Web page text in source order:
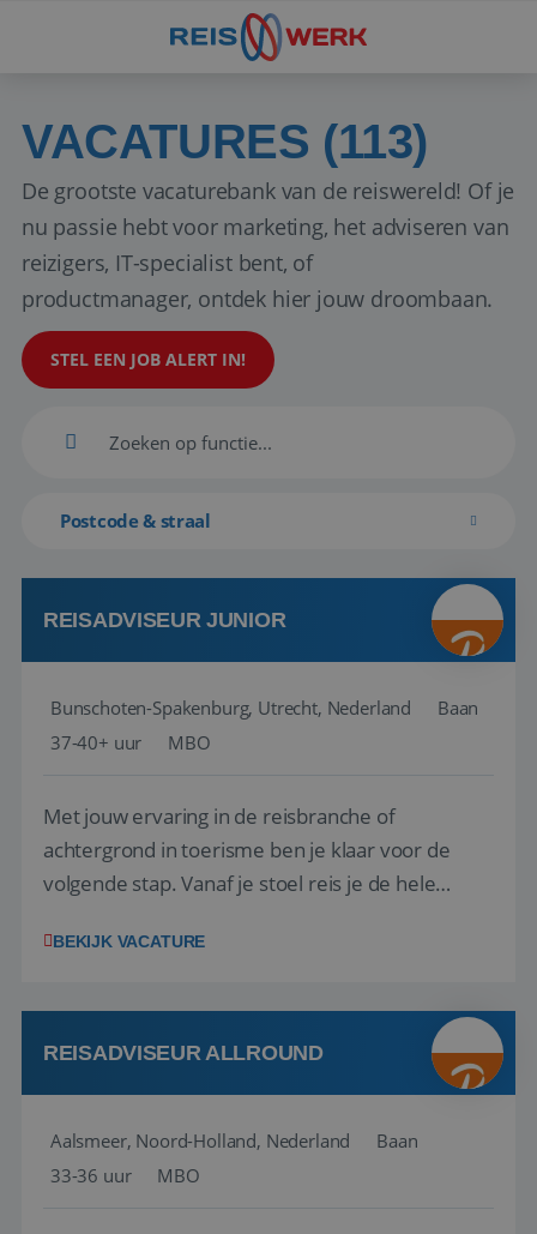
VACATURES (113)
De grootste vacaturebank van de reiswereld! Of je
nu passie hebt voor marketing, het adviseren van
reizigers, IT-specialist bent, of
productmanager, ontdek hier jouw droombaan.
STEL EEN JOB ALERT IN!
Postcode & straal
REISADVISEUR JUNIOR
Bunschoten-Spakenburg, Utrecht, Nederland
Baan
37-40+ uur
MBO
Met jouw ervaring in de reisbranche of
achtergrond in toerisme ben je klaar voor de
volgende stap. Vanaf je stoel reis je de hele
wensen van je team, je klant en wat er in de
klanten te overtuigen om die droomreis te
boeken! ...
BEKIJK VACATURE
REISADVISEUR ALLROUND
Aalsmeer, Noord-Holland, Nederland
Baan
33-36 uur
MBO